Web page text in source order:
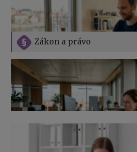
Zákon a právo
Jak na podnikání při rodičovské
Přehledy pro OSSZ a zdravotní
v roce 2026